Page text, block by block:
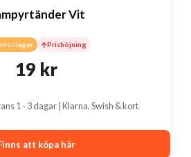
Vit
i lager Prishöjning
19 kr
1 - 3 dagar | Klarna, Swish & kort
att köpa här